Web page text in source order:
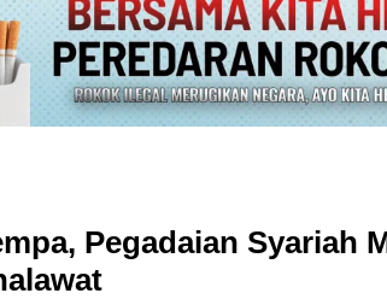
Pegadaian Syariah